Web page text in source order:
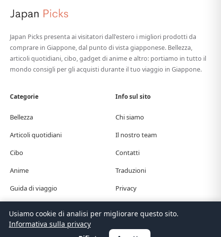
Japan Picks presenta ai visitatori dall'estero i migliori prodotti da
comprare in Giappone, dal punto di vista giapponese. Bellezza,
articoli quotidiani, cibo, gadget di anime e altro: portiamo in tutto il
mondo consigli per gli acquisti durante il tuo viaggio in Giappone.
Categorie
Bellezza
Articoli quotidiani
Cibo
Anime
Guida di viaggio
Info sul sito
Chi siamo
Il nostro team
Contatti
Traduzioni
Privacy
© Japan Picks. All Rights Reserved.
繁體中文 简体中文 EnglishDeutschEspañol
Usiamo cookie di analisi per migliorare questo sito.
Informativa sulla privacy